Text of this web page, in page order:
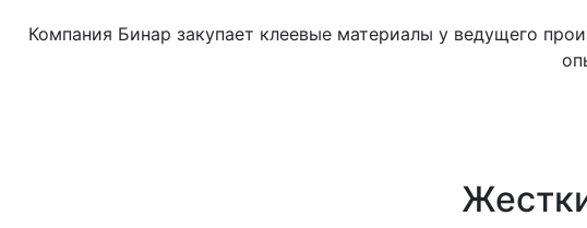
Компания Бинар закупает клеевые материалы у ведущего